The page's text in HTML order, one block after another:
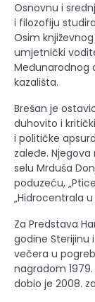
Osnovnu i
i filozofiju
Osim
umjetnički
Međunarodnog
kazališta.
Brešan je
duhovito i
i političke
zaleđe.
selu Mrduša
poduzeću, „Ptice
„Hidrocentrala
Za Predstava
godine Sterijinu
večera u
nagradom 1979.
dobio je 2008.